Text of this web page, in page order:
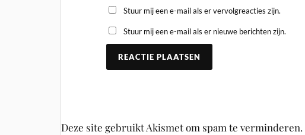
Stuur mij een e-mail als er vervolgreacties zijn.
Stuur mij een e-mail als er nieuwe berichten zijn.
Deze site gebruikt Akismet om spam te verminderen.